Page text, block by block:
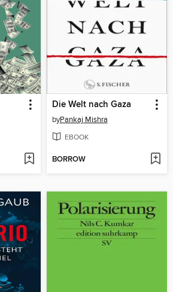
Die Welt nach Gaza
byPankaj Mishra
EBOOK
BORROW